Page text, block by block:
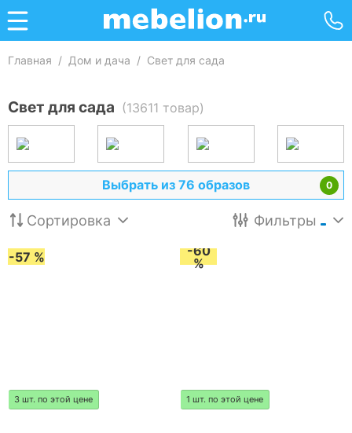
Главная / Дом и дача / Свет для сада
Свет для сада (13611 товар)
0
Выбрать из 76 образов
Сортировка Фильтры
-57 %
3 шт. по этой цене
-60
%
1 шт. по этой цене